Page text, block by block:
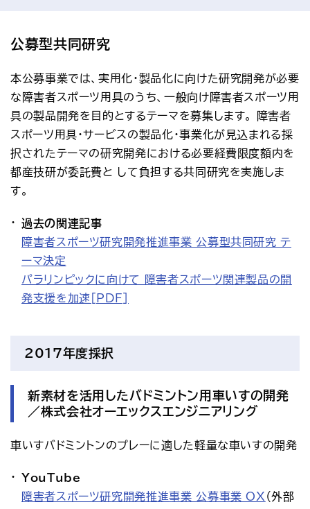
公募型共同研究
本公募事業では、実用化・製品化に向けた研究開発が必要
な障害者スポーツ用具のうち、一般向け障害者スポーツ用
具の製品開発を目的とするテーマを募集します。 障害者
スポーツ用具・サービスの製品化・事業化が見込まれる採
択されたテーマの研究開発における必要経費限度額内を
都産技研が委託費と して負担する共同研究を実施しま
す。
過去の関連記事
障害者スポーツ研究開発推進事業 公募型共同研究 テ
ーマ決定
パラリンピックに向けて 障害者スポーツ関連製品の開
発支援を加速[PDF]
2017年度採択
新素材を活用したバドミントン用車いすの開発
／株式会社オーエックスエンジニアリング
車いすバドミントンのプレーに適した軽量な車いすの開発
YouTube
障害者スポーツ研究開発推進事業_公募事業_OX （外部